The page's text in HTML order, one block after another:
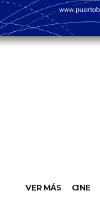
VER MÁS CINE